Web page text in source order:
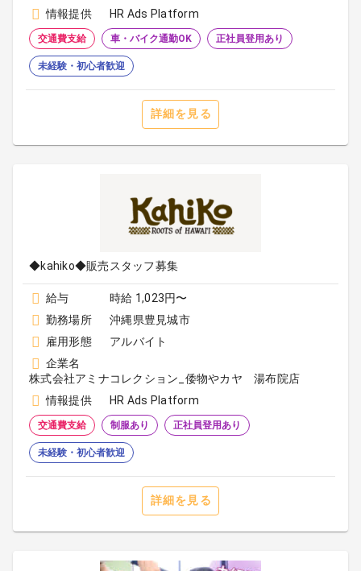
情報提供
HR Ads Platform
交通費支給 車・バイク通勤OK 正社員登用あり
未経験・初心者歓迎
詳細を見る
◆kahiko◆販売スタッフ募集
給与
時給 1,023円〜
勤務場所
沖縄県豊見城市
雇用形態
アルバイト
企業名
株式会社アミナコレクション_倭物やカヤ 湯布院店
情報提供
HR Ads Platform
交通費支給 制服あり 正社員登用あり
未経験・初心者歓迎
詳細を見る